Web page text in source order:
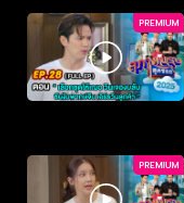
PREMIUM
PREMIUM